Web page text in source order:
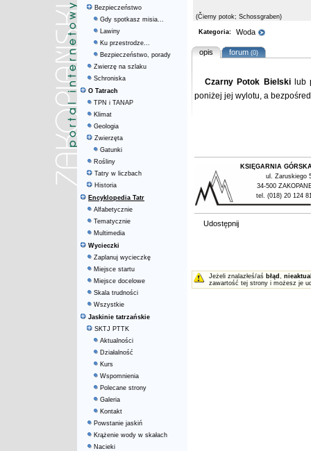
Bezpieczeństwo
Gdy spotkasz misia...
Lawiny
Ku przestrodze...
Bezpieczeństwo, porady
Zwierzę na szlaku
Schroniska
O Tatrach
TPN i TANAP
Klimat
Geologia
Zwierzęta
Gatunki
Rośliny
Tatry w liczbach
Historia
Encyklopedia Tatr
Alfabetycznie
Tematycznie
Multimedia
Wycieczki
Zaplanuj wycieczkę
Miejsce startu
Miejsce docelowe
Skala trudności
Wszystkie
Jaskinie tatrzańskie
SKTJ PTTK
Aktualności
Działalność
Kurs
Wspomnienia
Polecane strony
Galeria
Kontakt
Powstanie jaskiń
Krążenie wody w skałach
Nacieki
(Čierny potok; Schossgraben)
Kategoria: Woda
opis forum(0)
Czarny Potok Bielski lub
poniżej jej wylotu, a
KSIĘGARNIA
ul. Zaruskiego
34-500
tel. (018) 20 124
Udostępnij
Jeżeli znalazłeś/aś błąd ,
zawartość tej strony i możesz je